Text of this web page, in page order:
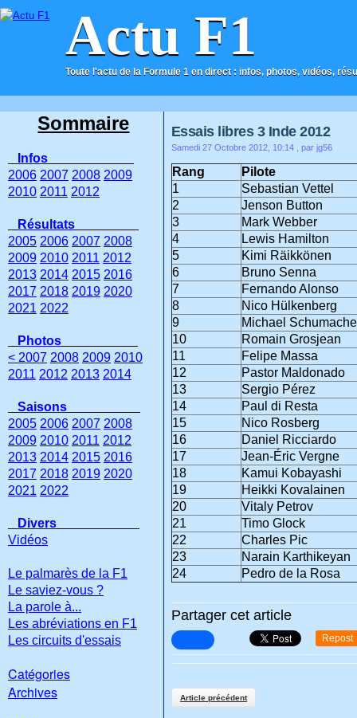
Actu F1
Toute l'actu de la Formule 1 en direct : infos, photos, vidéos,
ACCUEIL CONTACT
Essais libres 3 Inde 2012
Samedi 27 Octobre 2012, 10:14 , par jg56
Rang
Pilote
1
Sebastian Vettel
2
Jenson Button
3
Mark Webber
4
Lewis Hamilton
5
Kimi Räikkönen
6
Bruno Senna
7
Fernando Alonso
8
Nico Hülkenberg
9
Michael
10
Romain Grosjean
11
Felipe Massa
12
Pastor Maldonado
13
Sergio Pérez
14
Paul di Resta
15
Nico Rosberg
16
Daniel Ricciardo
17
Jean-Éric Vergne
18
Kamui Kobayashi
19
Heikki Kovalainen
20
Vitaly Petrov
21
Timo Glock
22
Charles Pic
23
Narain Karthikeyan
24
Pedro de la Rosa
Partager cet article
Repost
Article précédent
Sommaire
Infos
2006 2007 2008 2009
2010 2011 2012
Résultats
2005 2006 2007 2008
2009 2010 2011 2012
2013 2014 2015 2016
2017 2018 2019 2020
2021 2022
Photos
< 2007 2008 2009 2010
2011 2012 2013 2014
Saisons
2005 2006 2007 2008
2009 2010 2011 2012
2013 2014 2015 2016
2017 2018 2019 2020
2021 2022
Divers
Vidéos
Le palmarès de la F1
Le saviez-vous ?
La parole à...
Les abréviations en F1
Les circuits d'essais
Catégories
Archives